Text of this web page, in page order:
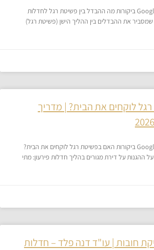
5.0 כוכבים ב-Google – 23 ביקורות מה ההבדל בין פשיטת רגל לחדלות
שמסביר את ההבדלים בין ההליך הישן (פשיטת רגל)
לוקחים את הבית? | מדריך
5.0 כוכבים ב-Google – 23 ביקורות האם בפשיטת רגל לוקחים את הבית?
ההגנות על דירת מגורים בהליך חדלות פירעון: מתי
חובות | עו"ד דנה פלד – חדלות